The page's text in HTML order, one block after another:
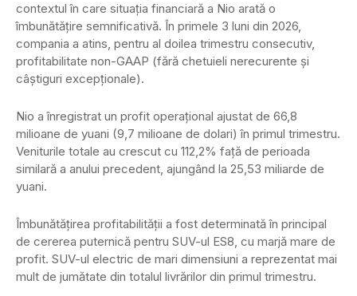
contextul în care situația financiară a Nio arată o
îmbunătățire semnificativă. În primele 3 luni din 2026,
compania a atins, pentru al doilea trimestru consecutiv,
profitabilitate non-GAAP (fără chetuieli nerecurente și
câștiguri excepționale).
Nio a înregistrat un profit operațional ajustat de 66,8
milioane de yuani (9,7 milioane de dolari) în primul trimestru.
Veniturile totale au crescut cu 112,2% față de perioada
similară a anului precedent, ajungând la 25,53 miliarde de
yuani.
Îmbunătățirea profitabilității a fost determinată în principal
de cererea puternică pentru SUV-ul ES8, cu marjă mare de
profit. SUV-ul electric de mari dimensiuni a reprezentat mai
mult de jumătate din totalul livrărilor din primul trimestru.